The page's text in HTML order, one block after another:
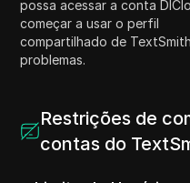
possa acessar a conta
começar a usar o perfil
compartilhado de
problemas.
Restrições de
contas do